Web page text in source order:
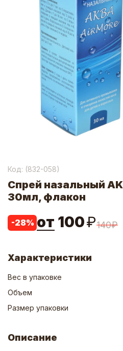
Код: (832-058)
Спрей назальный
30мл, флакон
-28% от 100₽140₽
Характеристики
Вес в упаковке
Объем
Размер упаковки
Описание